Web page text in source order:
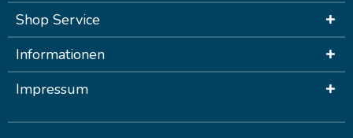
Shop Service
Informationen
Impressum